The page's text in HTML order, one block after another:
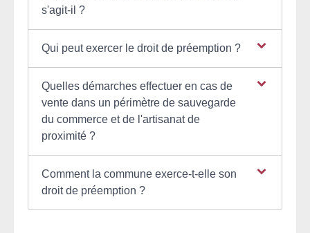
s'agit-il ?
Qui peut exercer le droit de préemption ?
Quelles démarches effectuer en cas de
vente dans un périmètre de sauvegarde
du commerce et de l'artisanat de
proximité ?
Comment la commune exerce-t-elle son
droit de préemption ?